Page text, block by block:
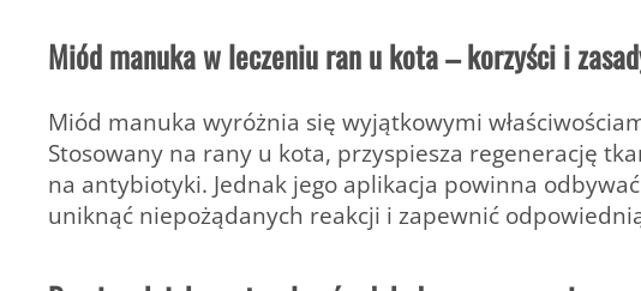
Miód manuka w leczeniu ran u kota – korzyści i
Miód manuka wyróżnia się wyjątkowymi
Stosowany na rany u kota, przyspiesza regenerację
na antybiotyki. Jednak jego aplikacja powinna
uniknąć niepożądanych reakcji i zapewnić